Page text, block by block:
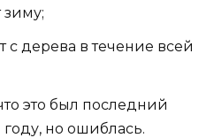
с дерева в течение всей
это был последний
но ошиблась.